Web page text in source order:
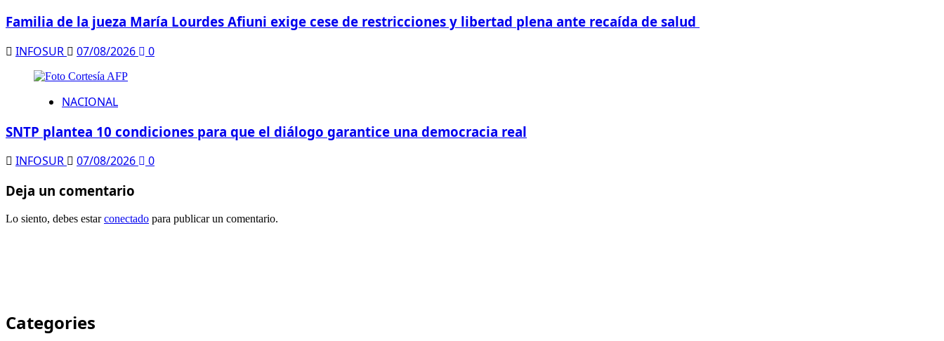
Familia de la jueza María Lourdes Afiuni exige cese de restricciones y libertad plena ante recaída de salud
INFOSUR 07/08/2026 0
NACIONAL
SNTP plantea 10 condiciones para que el diálogo garantice una democracia real
INFOSUR 07/08/2026 0
Deja un comentario
Lo siento, debes estarconectado para publicar un comentario.
Categories